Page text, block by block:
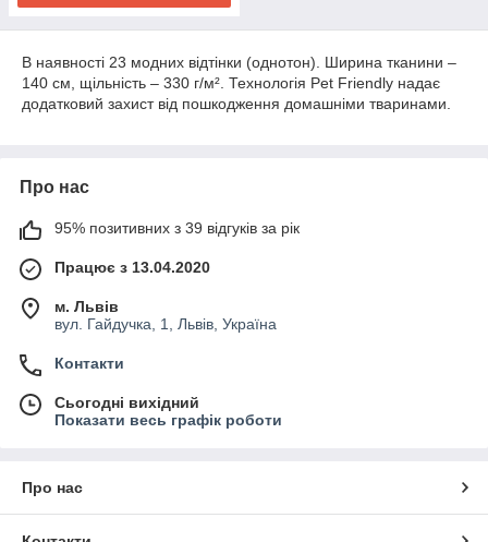
В наявності 23 модних відтінки (однотон). Ширина тканини –
140 см, щільність – 330 г/м². Технологія Pet Friendly надає
додатковий захист від пошкодження домашніми тваринами.
Про нас
95% позитивних з 39 відгуків за рік
Працює з 13.04.2020
м. Львів
вул. Гайдучка, 1, Львів, Україна
Контакти
Сьогодні вихідний
Показати весь графік роботи
Про нас